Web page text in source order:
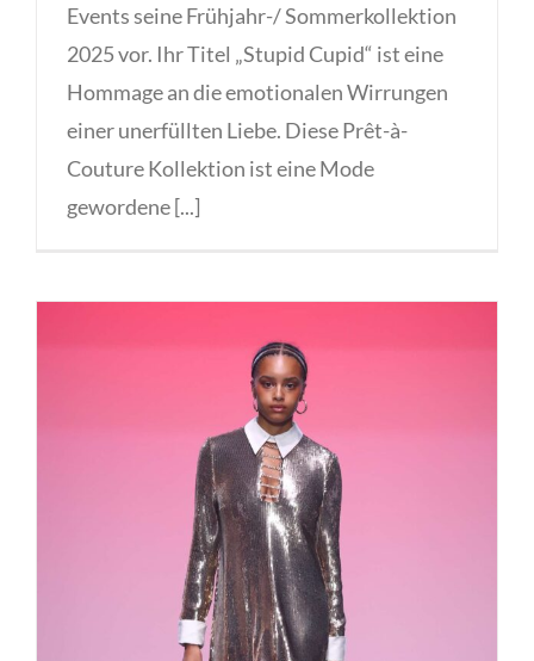
Events seine Frühjahr-/ Sommerkollektion
2025 vor. Ihr Titel „Stupid Cupid“ ist eine
Hommage an die emotionalen Wirrungen
einer unerfüllten Liebe. Diese Prêt-à-
Couture Kollektion ist eine Mode
gewordene [...]
Marcel Ostertag „EDEN“ Fashion